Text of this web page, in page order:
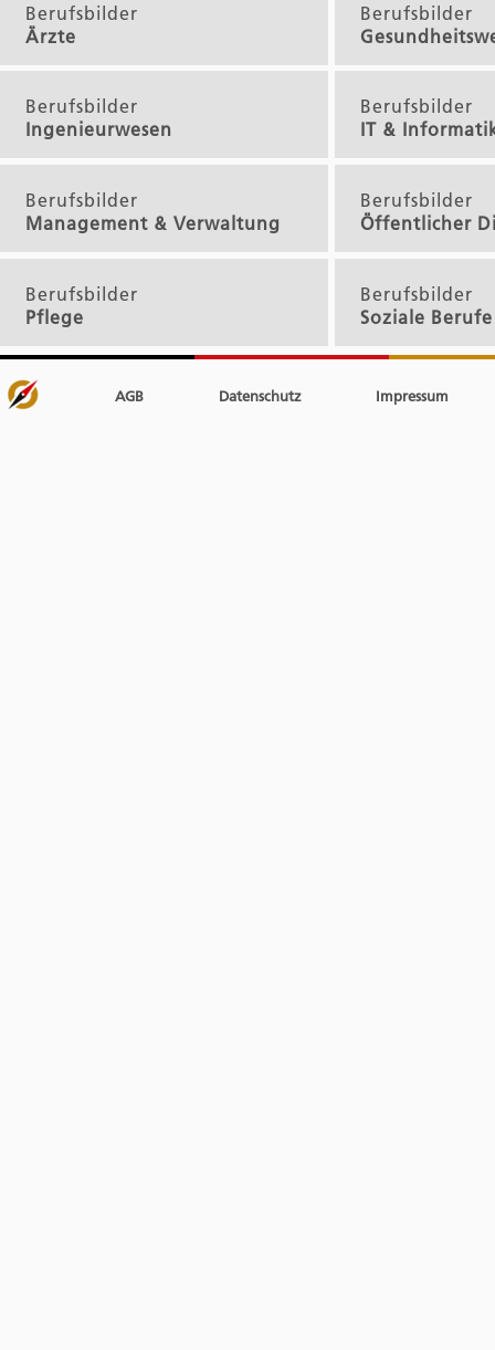
Berufsbilder
Ärzte
Berufsbilder
Berufsbilder
Ingenieurwesen
Berufsbilder
IT &
Berufsbilder
Management & Verwaltung
Berufsbilder
Öffentlicher
Berufsbilder
Pflege
Berufsbilder
Soziale Berufe
AGB Datenschutz Impressum